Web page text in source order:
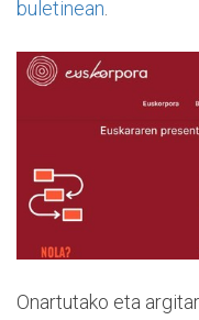
buletinean
Onartutako eta